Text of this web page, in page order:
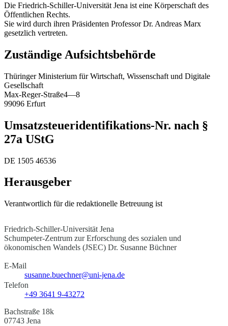
Die Friedrich-Schiller-Universität Jena ist eine Körperschaft des
Öffentlichen Rechts.
Sie wird durch ihren Präsidenten Professor Dr. Andreas Marx
gesetzlich vertreten.
Zuständige Aufsichtsbehörde
Thüringer Ministerium für Wirtschaft, Wissenschaft und Digitale
Gesellschaft
Max-Reger-Straße4—8
99096 Erfurt
Umsatzsteueridentifikations-Nr. nach §
27a UStG
DE 1505 46536
Herausgeber
Verantwortlich für die redaktionelle Betreuung ist
Friedrich-Schiller-Universität Jena
Schumpeter-Zentrum zur Erforschung des sozialen und
ökonomischen Wandels (JSEC) Dr. Susanne Büchner
E-Mail
susanne.buechner@uni-jena.de
Telefon
+49 3641 9-43272
Bachstraße 18k
07743 Jena